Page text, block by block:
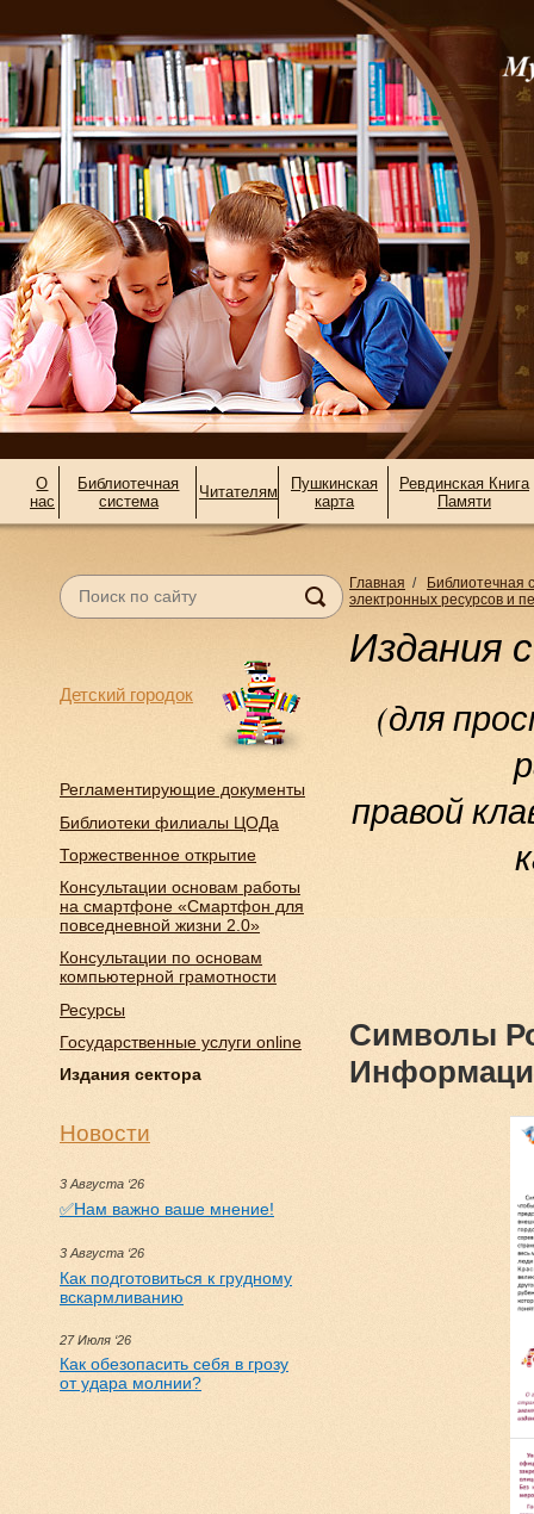
О
нас
Библиотечная
система
Читателям
Пушкинская
карта
Ревдинская Книга
Памяти
Детский городок
Регламентирующие документы
Библиотеки филиалы ЦОДа
Торжественное открытие
Консультации основам работы
на смартфоне «Смартфон для
повседневной жизни 2.0»
Консультации по основам
компьютерной грамотности
Ресурсы
Государственные услуги online
Издания сектора
Новости
3 Августа ‘26
✅Нам важно ваше мнение!
3 Августа ‘26
Как подготовиться к грудному
вскармливанию
27 Июля ‘26
Как обезопасить себя в грозу
от удара молнии?
Главная /
Библиотечная
электронных ресурсов и
Издания
(для
правой
Символы